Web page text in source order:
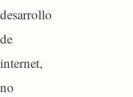
desarrollo
de
internet,
no